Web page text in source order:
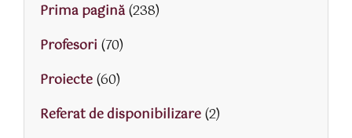
Prima pagină(238)
Profesori (70)
Proiecte(60)
Referat de disponibilizare(2)